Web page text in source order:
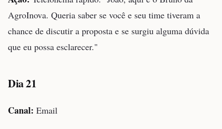
AgroInova. Queria saber se você e seu time tiveram a
chance de discutir a proposta e se surgiu alguma dúvida
que eu possa esclarecer."
Dia 21
Canal: Email